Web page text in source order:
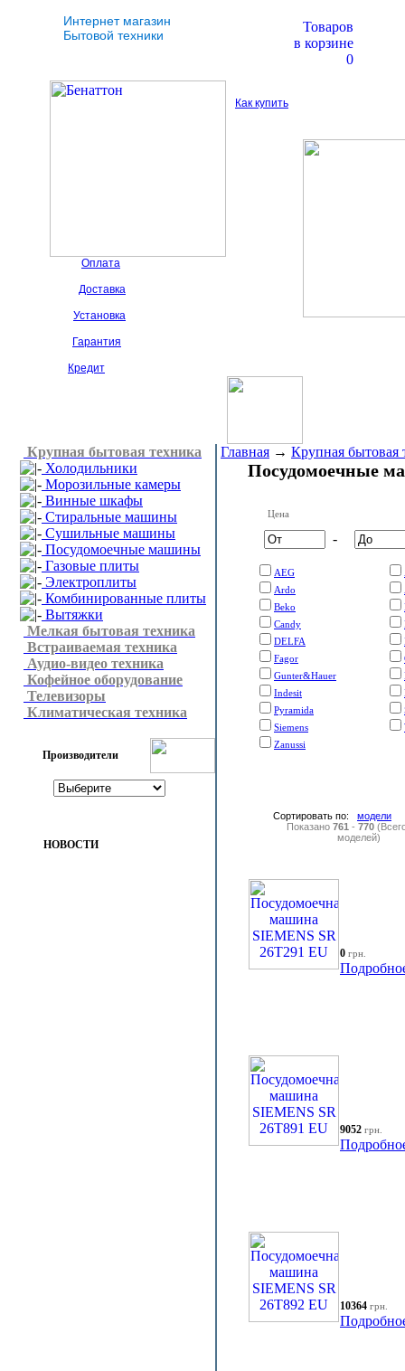
Интернет магазин
Бытовой техники
Товаров
в корзине
0
Как купить
Оплата
Доставка
Установка
Гарантия
Кредит
Крупная бытовая техника
Холодильники
Морозильные камеры
Винные шкафы
Стиральные машины
Сушильные машины
Посудомоечные машины
Газовые плиты
Электроплиты
Комбинированные плиты
Вытяжки
Мелкая бытовая техника
Встраиваемая техника
Аудио-видео техника
Кофейное оборудование
Телевизоры
Климатическая техника
Производители
НОВОСТИ
Главная → Крупная бытовая
Посудомоечные
Цена
-
AEG
Ardo
Beko
Candy
DELFA
Fagor
Gunter&Hauer
Indesit
Pyramida
Siemens
Zanussi
Сортировать по: модели
Показано 761 - 770
моделей)
0 грн.
9052 грн.
10364 грн.